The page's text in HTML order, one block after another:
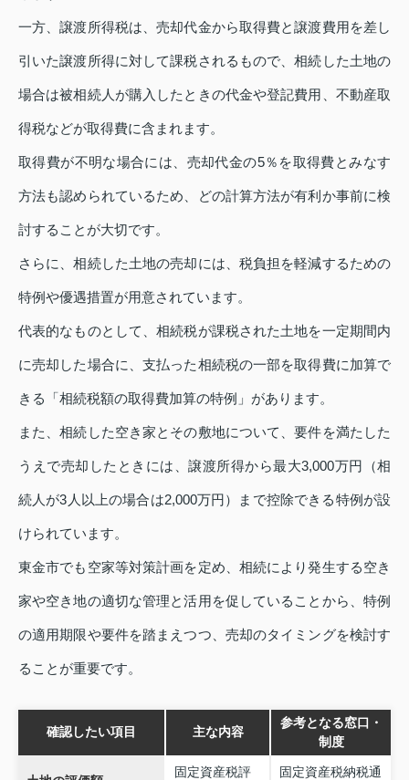
一方、譲渡所得税は、売却代金から取得費と譲渡費用を差し
引いた譲渡所得に対して課税されるもので、相続した土地の
場合は被相続人が購入したときの代金や登記費用、不動産取
得税などが取得費に含まれます。
取得費が不明な場合には、売却代金の5％を取得費とみなす
方法も認められているため、どの計算方法が有利か事前に検
討することが大切です。
さらに、相続した土地の売却には、税負担を軽減するための
特例や優遇措置が用意されています。
代表的なものとして、相続税が課税された土地を一定期間内
に売却した場合に、支払った相続税の一部を取得費に加算で
きる「相続税額の取得費加算の特例」があります。
また、相続した空き家とその敷地について、要件を満たした
うえで売却したときには、譲渡所得から最大3,000万円（相
続人が3人以上の場合は2,000万円）まで控除できる特例が設
けられています。
東金市でも空家等対策計画を定め、相続により発生する空き
家や空き地の適切な管理と活用を促していることから、特例
の適用期限や要件を踏まえつつ、売却のタイミングを検討す
ることが重要です。
確認したい項目 主な内容
参考となる窓口・
制度
固定資産税評
固定資産税納税通